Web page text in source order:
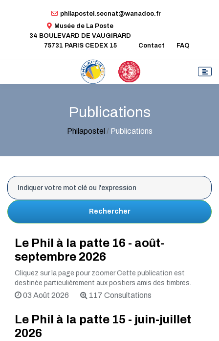
philapostel.secnat@wanadoo.fr
Musée de La Poste
34 BOULEVARD DE VAUGIRARD
75731 PARIS CEDEX 15
Contact FAQ
Publications
Philapostel / Publications
Rechercher
Le Phil à la patte 16 - août-
septembre 2026
Cliquez sur la page pour zoomer Cette publication est
destinée particulièrement aux postiers amis des timbres.
03 Août 2026 117 Consultations
Le Phil à la patte 15 - juin-juillet
2026